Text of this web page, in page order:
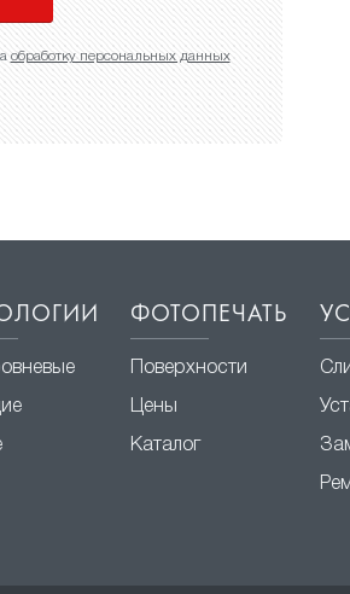
обработку персональных данных
ФОТОПЕЧАТЬ
Поверхности
Цены
Каталог